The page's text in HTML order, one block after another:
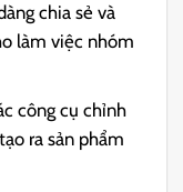
chia sẻ và
làm việc nhóm
công cụ chỉnh
ra sản phẩm